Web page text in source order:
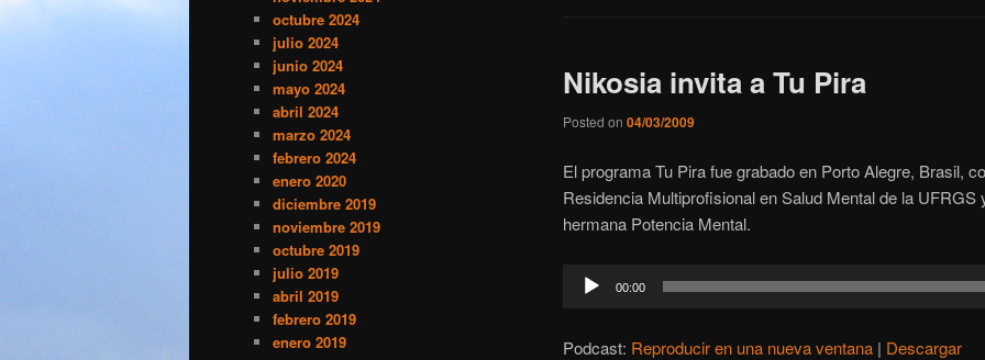
Nikosia invita a Tu Pira
Posted on 04/03/2009
El programa Tu Pira fue grabado en Porto Alegre, Brasil,
Residencia Multiprofisional en Salud Mental de la UFRGS
hermana Potencia Mental.
Reproductor
00:00
Podcast: Reproducir en una nueva ventana | Descargar
octubre 2024
julio 2024
junio 2024
mayo 2024
abril 2024
marzo 2024
febrero 2024
enero 2020
diciembre 2019
noviembre 2019
octubre 2019
julio 2019
abril 2019
febrero 2019
enero 2019